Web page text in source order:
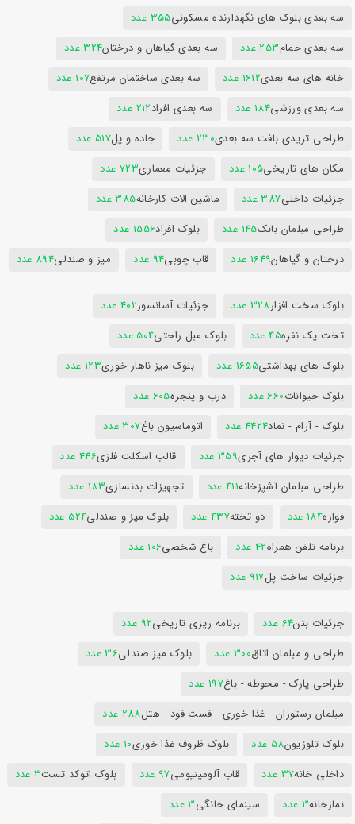
سه بعدی بلوک های نگهدارنده مسکونی355 عدد
سه بعدی حمام253 عدد سه بعدی گیاهان و درختان324 عدد
خانه های سه بعدی1612 عدد سه بعدی ساختمان مرتفع107 عدد
سه بعدی ورزشی184 عدد سه بعدی افراد212 عدد
طراحی تریدی بافت سه بعدی230 عدد جاده و پل517 عدد
مکان های تاریخی105 عدد جزئیات معماری723 عدد
جزئیات داخلی387 عدد ماشین الات کارخانه385 عدد
طراحی مبلمان بانک145 عدد بلوک افراد1556 عدد
درختان و گیاهان1649 عدد قاب چوبی94 عدد میز و صندلی894 عدد
بلوک سخت افزار328 عدد جزئیات آسانسور402 عدد
تخت یک نفره45 عدد بلوک مبل راحتی504 عدد
بلوک های بهداشتی1655 عدد بلوک میز ناهار خوری123 عدد
بلوک حیوانات660 عدد درب و پنجره605 عدد
بلوک - آرام - نماد4424 عدد اتوماسیون باغ307 عدد
جزئیات دیوار های آجری359 عدد قالب اسکلت فلزی446 عدد
طراحی مبلمان آشپزخانه411 عدد تجهیزات بدنسازی183 عدد
فواره184 عدد دو تخته437 عدد بلوک میز و صندلی524 عدد
برنامه تلفن همراه42 عدد باغ شخصی106 عدد
جزئیات ساخت پل917 عدد
جزئیات بتن64 عدد برنامه ریزی تاریخی92 عدد
طراحی و مبلمان اتاق300 عدد بلوک میز صندلی36 عدد
طراحی پارک - محوطه - باغ197 عدد
مبلمان رستوران - غذا خوری - فست فود - هتل288 عدد
بلوک تلوزیون58 عدد بلوک ظروف غذا خوری10 عدد
داخلی خانه37 عدد قاب آلومینیومی97 عدد بلوک اتوکد تست3 عدد
نمازخانه3 عدد سینمای خانگی3 عدد